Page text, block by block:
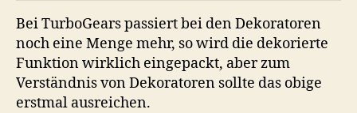
Bei TurboGears passiert bei den Dekoratoren
noch eine Menge mehr, so wird die dekorierte
Funktion wirklich eingepackt, aber zum
Verständnis von Dekoratoren sollte das obige
erstmal ausreichen.